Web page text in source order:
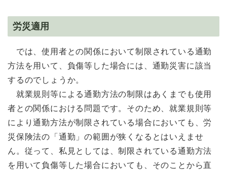
労災適用
では、使用者との関係において制限されている通勤
方法を用いて、負傷等した場合には、通勤災害に該当
するのでしょうか。
就業規則等による通勤方法の制限はあくまでも使用
者との関係における問題です。そのため、就業規則等
により通勤方法が制限されている場合においても、労
災保険法の「通勤」の範囲が狭くなるとはいえませ
ん。従って、私見としては、制限されている通勤方法
を用いて負傷等した場合においても、そのことから直